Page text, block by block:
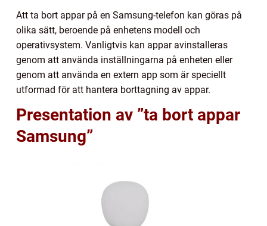
Att ta bort appar på en Samsung-telefon kan göras på
olika sätt, beroende på enhetens modell och
operativsystem. Vanligtvis kan appar avinstalleras
genom att använda inställningarna på enheten eller
genom att använda en extern app som är speciellt
utformad för att hantera borttagning av appar.
Presentation av ”ta bort appar
Samsung”